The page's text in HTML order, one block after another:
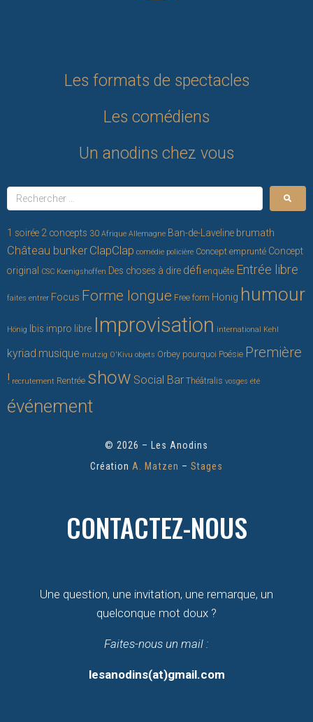
Les formats de spectacles
Les comédiens
Un anodins chez vous
1 soirée 2 concepts 30 Afrique Allemagne Ban-de-Laveline brumath
Château bunker ClapClap comédie policière Concept emprunté Concept
original
CSC Koenigshoffen Des choses à dire défi enquête Entrée libre
faites entrer Focus Forme longue Free form Honig humour
Hönig Ibis impro libre Improvisation international Kehl
kyriad musique mutzig O'Kivu objets Orbey pourquoi Poésie Première
! recrutement Rentrée show Social Bar Théâtralis vosges été
événement
© 2026 – Les Anodins
CréationA. Matzen – Stages
CONTACTEZ-NOUS
Une question, une invitation, une remarque, un
quelconque mot doux ?
Faites-nous un mail :
lesanodins(at)gmail.com